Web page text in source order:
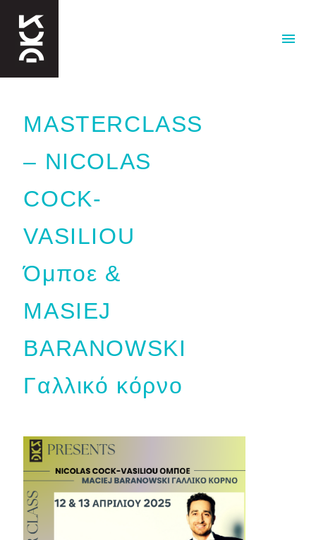
MASTERCLASS
– NICOLAS
COCK-
VASILIOU
Όμποε &
MASIEJ
BARANOWSKI
Γαλλικό κόρνο